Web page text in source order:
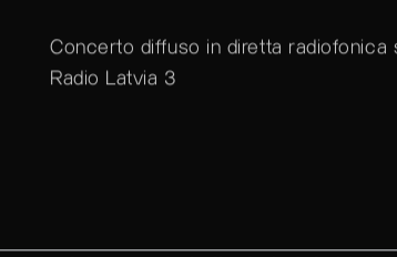
Concerto diffuso in diretta radiofonica
Radio Latvia 3